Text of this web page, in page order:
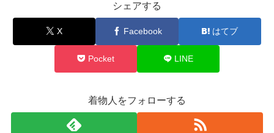
シェアする
X Facebook はてブ
Pocket LINE
着物人をフォローする